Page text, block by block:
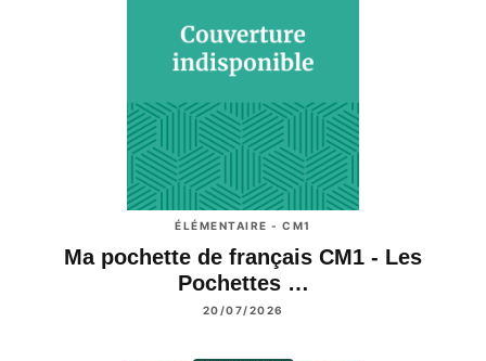
ÉLÉMENTAIRE - CM1
Ma pochette de français CM1 - Les
Pochettes …
20/07/2026